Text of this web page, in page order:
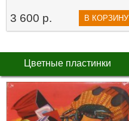
3 600 р. В КОРЗИНУ
Цветные пластинки